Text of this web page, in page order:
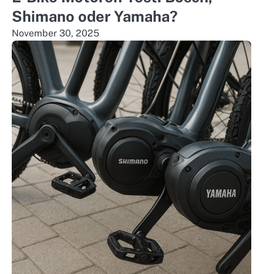
Shimano oder Yamaha?
November 30, 2025